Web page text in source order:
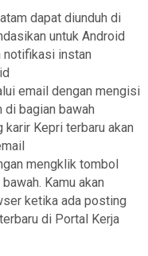
dapat diunduh di
untuk Android
notifikasi instan
email dengan mengisi
di bagian bawah
karir Kepri terbaru akan
mengklik tombol
Kamu akan
ketika ada posting
di Portal Kerja